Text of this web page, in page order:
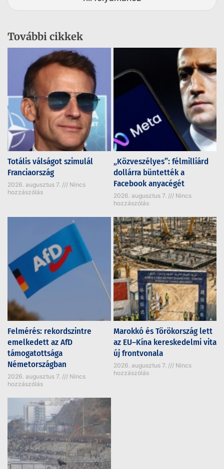
További cikkek
Totális válságot szimulál
Franciaország
2026. augusztus 7.
Nincs
hozzászólás
„Közveszélyes”: félmilliárd
dollárra büntették a
Facebook anyacégét
2026. augusztus 7.
Nincs
hozzászólás
Felmérés: rekordszintre
emelkedett az AfD
támogatottsága
Németországban
2026. augusztus 7.
Nincs
hozzászólás
Marokkó és Törökország lett
az EU–Kína kereskedelmi vita
új frontvonala
2026. augusztus 7.
Nincs
hozzászólás